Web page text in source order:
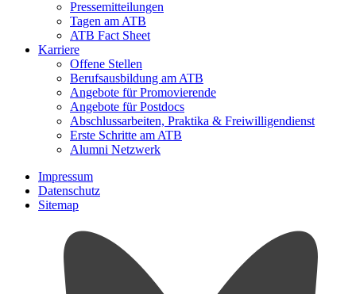
Pressemitteilungen
Tagen am ATB
ATB Fact Sheet
Karriere
Offene Stellen
Berufsausbildung am ATB
Angebote für Promovierende
Angebote für Postdocs
Abschlussarbeiten, Praktika & Freiwilligendienst
Erste Schritte am ATB
Alumni Netzwerk
Impressum
Datenschutz
Sitemap